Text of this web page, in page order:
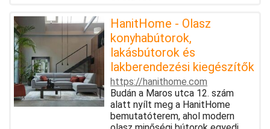
HanitHome - Olasz
konyhabútorok,
lakásbútorok és
lakberendezési kiegészítők
https://hanithome.com
Budán a Maros utca 12. szám
alatt nyílt meg a HanitHome
bemutatóterem, ahol modern